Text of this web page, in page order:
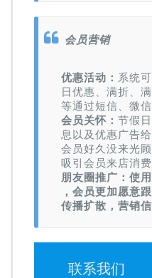
会员营销
优惠活动： 系统
日优惠、满折、
等通过短信、微
会员关怀： 节假
息以及优惠广告
会员好久没来光
吸引会员来店消费
朋友圈推广：使
，会员更加愿意
传播扩散，营销
联系我们